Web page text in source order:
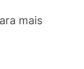
mais